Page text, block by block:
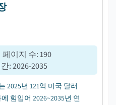
페이지 수:190
:2026-2035
2025년 121억 미국 달러
힘입어 2026~2035년 연